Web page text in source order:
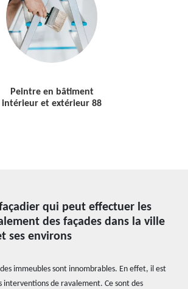
Peintre en bâtiment
intérieur et extérieur 88
qui peut effectuer les
des façades dans la ville
ses environs
immeubles sont innombrables. En effet, il est
interventions de ravalement. Ce sont des